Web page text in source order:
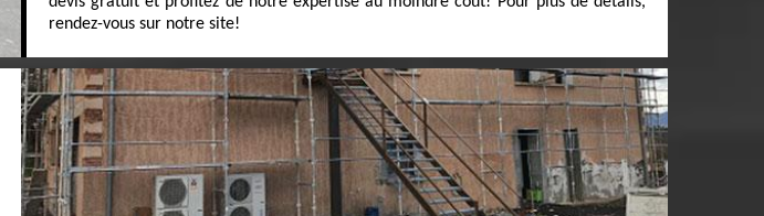
rendez-vous sur notre site!